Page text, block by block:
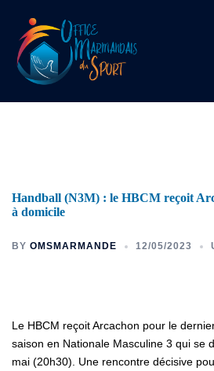
Handball (N3M) : le HBCM reçoit
à domicile
BY OMSMARMANDE 12/05/2023
Le HBCM reçoit Arcachon pour le
saison en Nationale Masculine 3 qui se
mai (20h30). Une rencontre décisive